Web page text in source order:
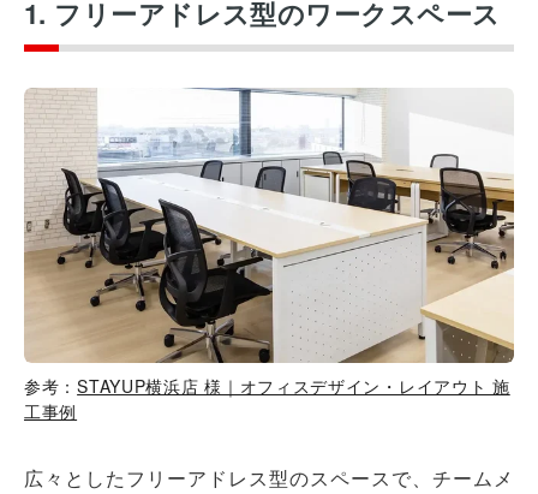
1. フリーアドレス型のワークスペース
参考：STAYUP横浜店 様｜オフィスデザイン・レイアウト 施
工事例
広々としたフリーアドレス型のスペースで、チームメ